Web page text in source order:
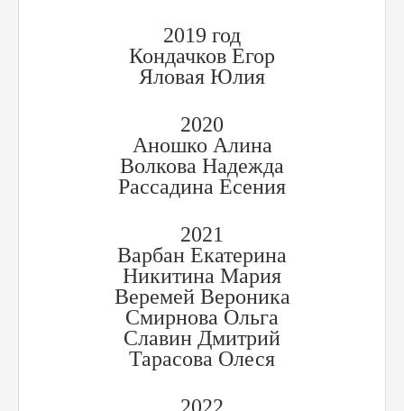
2019 год
Кондачков Егор
Яловая Юлия
2020
Аношко Алина
Волкова Надежда
Рассадина Есения
2021
Варбан Екатерина
Никитина Мария
Веремей Вероника
Смирнова Ольга
Славин Дмитрий
Тарасова Олеся